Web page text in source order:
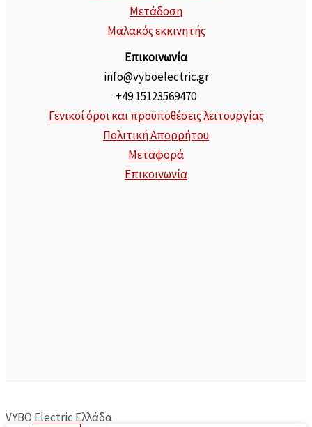
Μετάδοση
Μαλακός εκκινητής
Επικοινωνία
info@vyboelectric.gr
+49 15123569470
Γενικοί όροι και προϋποθέσεις λειτουργίας
Πολιτική Απορρήτου
Μεταφορά
Επικοινωνία
VYBO Electric Ελλάδα